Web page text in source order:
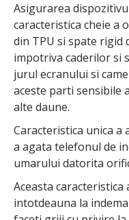
Asigurarea
caracteristica cheie a
din TPU si spate rigid
impotriva caderilor si
jurul ecranului si
aceste parti sensibile
alte daune.
Caracteristica unica a
a agata telefonul de
umarului datorita
Aceasta
intotdeauna la